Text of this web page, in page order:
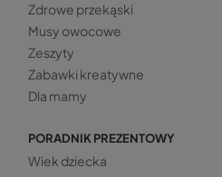
Zdrowe przekąski
Musy owocowe
Zeszyty
Zabawki kreatywne
Dla mamy
PORADNIK PREZENTOWY
Wiek dziecka